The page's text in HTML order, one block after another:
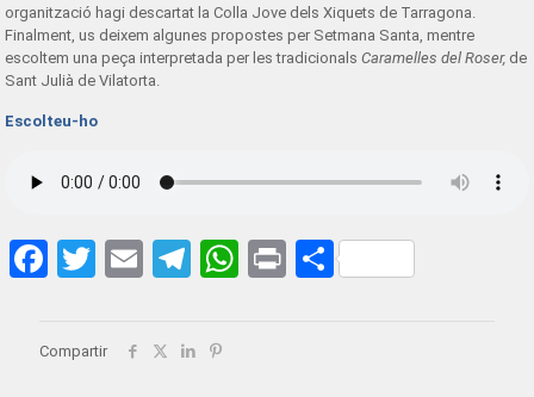
organització hagi descartat la Colla Jove dels Xiquets de Tarragona.
Finalment, us deixem algunes propostes per Setmana Santa, mentre
escoltem una peça interpretada per les tradicionalsCaramelles del Roser, de
Sant Julià de Vilatorta.
Escolteu-ho
Facebook
Twitter
EmailTelegram
WhatsApp
PrintShare
Compartir